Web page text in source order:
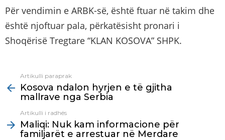
Për vendimin e ARBK-së, është ftuar në takim dhe
është njoftuar pala, përkatësisht pronari i
Shoqërisë Tregtare “KLAN KOSOVA” SHPK.
more
Artikulli paraprak
Kosova ndalon hyrjen e të gjitha
mallrave nga Serbia
Artikulli i radhës
Maliqi: Nuk kam informacione për
familjarët e arrestuar në Merdare